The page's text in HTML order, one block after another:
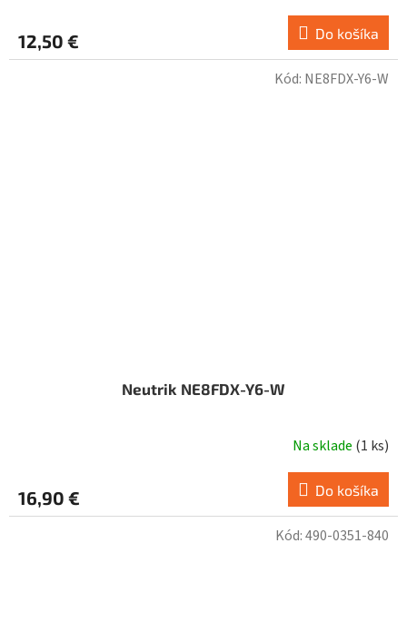
12,50 € Do košíka
Neutrik NE8FDX-Y6-W
Na sklade (1 ks)
16,90 € Do košíka
Kód: NE8FDX-Y6-W
Kód:490-0351-840